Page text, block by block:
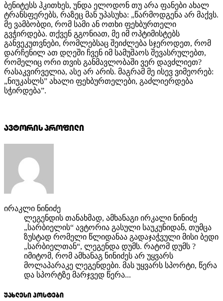
ბენიტესს ჰკითხეს, უნდა ელოდონ თუ არა ფანები ახალ
ტრანსფერებს, რაზეც მან უპასუხა: „წარმოდგენა არ მაქვს.
მე ვამბობდი, რომ სამი ან ოთხი ფეხბურთელი
გვჭირდება. თქვენ გგონიათ, მე იმ ოპტიმისტებს
განვეკუთვნები, რომლებსაც შეიძლება სჯეროდეთ, რომ
დარჩენილ ათ დღეში ჩვენ იმ სამუშაოს შევასრულებთ,
რომელიც ორი თვის განმავლობაში ვერ დავძლიეთ?
რასაკვირველია, ასე არ არის. მაგრამ მე ისევ ვიმეორებ:
„ნიუკასლს” ახალი ფეხბურთელები, გაძლიერდება
სჭირდება”.
ავტორის პროფილი
ირაკლი ნინიძე
ლეგენდის თანახმად, ამხანაგი ირკალი ნინიძე
„სარბიელის“ ავტორია გასული საუკუნიდან, თუმცა
ზუსტად რომელი წლიდანაა გადაჯაჭვული მისი ბედი
„სარბიელთან“, ლეგენდა დუმს. რატომ დუმს ?
იმიტომ, რომ ამხანაგ ნინიძეს არ უყვარს
მოლაპარაკე ლეგენდები. მას უყვარს სპორტი, წერა
და სპორტზე მარჯვედ წერა...
უახლესი პოსტები